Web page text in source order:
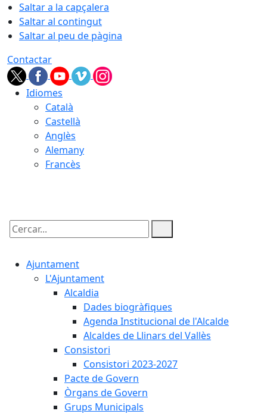
Saltar a la capçalera
Saltar al contingut
Saltar al peu de pàgina
Contactar
Idiomes
Català
Castellà
Anglès
Alemany
Francès
Cercar:
Ajuntament
L'Ajuntament
Alcaldia
Dades biogràfiques
Agenda Institucional de l'Alcalde
Alcaldes de Llinars del Vallès
Consistori
Consistori 2023-2027
Pacte de Govern
Òrgans de Govern
Grups Municipals